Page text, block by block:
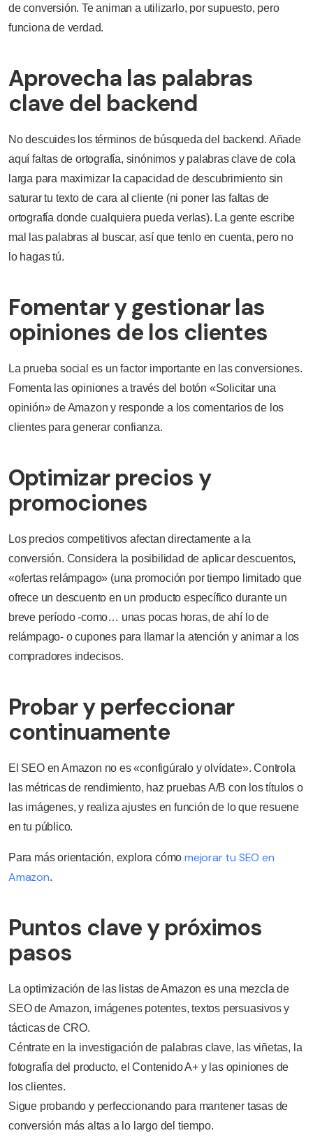
de conversión. Te animan a utilizarlo, por supuesto, pero
funciona de verdad.
Aprovecha las palabras
clave del backend
No descuides los términos de búsqueda del backend. Añade
aquí faltas de ortografía, sinónimos y palabras clave de cola
larga para maximizar la capacidad de descubrimiento sin
saturar tu texto de cara al cliente (ni poner las faltas de
ortografía donde cualquiera pueda verlas). La gente escribe
mal las palabras al buscar, así que tenlo en cuenta, pero no
lo hagas tú.
Fomentar y gestionar las
opiniones de los clientes
La prueba social es un factor importante en las conversiones.
Fomenta las opiniones a través del botón «Solicitar una
opinión» de Amazon y responde a los comentarios de los
clientes para generar confianza.
Optimizar precios y
promociones
Los precios competitivos afectan directamente a la
conversión. Considera la posibilidad de aplicar descuentos,
«ofertas relámpago» (una promoción por tiempo limitado que
ofrece un descuento en un producto específico durante un
breve período -como… unas pocas horas, de ahí lo de
relámpago- o cupones para llamar la atención y animar a los
compradores indecisos.
Probar y perfeccionar
continuamente
El SEO en Amazon no es «configúralo y olvídate». Controla
las métricas de rendimiento, haz pruebas A/B con los títulos o
las imágenes, y realiza ajustes en función de lo que resuene
en tu público.
Para más orientación, explora cómo mejorar tu SEO en
Amazon.
Puntos clave y próximos
pasos
La optimización de las listas de Amazon es una mezcla de
SEO de Amazon, imágenes potentes, textos persuasivos y
tácticas de CRO.
Céntrate en la investigación de palabras clave, las viñetas, la
fotografía del producto, el Contenido A+ y las opiniones de
los clientes.
Sigue probando y perfeccionando para mantener tasas de
conversión más altas a lo largo del tiempo.